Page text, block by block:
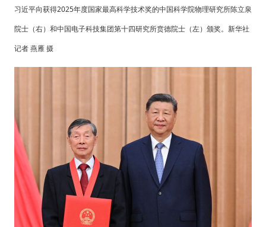
习近平向获得2025年度国家最高科学技术奖的中国科学院物理研究所陈立泉
院士（右）和中国电子科技集团第十四研究所贲德院士（左）颁奖。新华社
记者 燕雁 摄